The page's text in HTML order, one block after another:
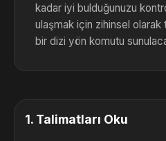
kadar iyi bulduğunuzu
ulaşmak için zihinsel
bir dizi yön komutu
1. Talimatları Oku